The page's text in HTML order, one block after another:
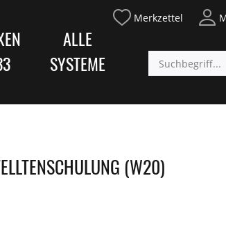
Merkzettel
ALLE
SYSTEME
(W20)